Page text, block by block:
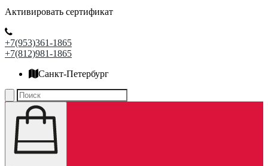
Активировать сертификат
+7(953)361-1865
+7(812)981-1865
Санкт-Петербург